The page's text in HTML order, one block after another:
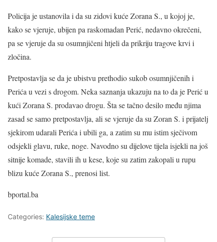
Policija je ustanovila i da su zidovi kuće Zorana S., u kojoj je,
kako se vjeruje, ubijen pa raskomadan Perić, nedavno okrečeni,
pa se vjeruje da su osumnjičeni htjeli da prikriju tragove krvi i
zločina.
Pretpostavlja se da je ubistvu prethodio sukob osumnjičenih i
Perića u vezi s drogom. Neka saznanja ukazuju na to da je Perić u
kući Zorana S. prodavao drogu. Šta se tačno desilo među njima
zasad se samo pretpostavlja, ali se vjeruje da su Zoran S. i prijatelj
sjekirom udarali Perića i ubili ga, a zatim su mu istim sječivom
odsjekli glavu, ruke, noge. Navodno su dijelove tijela isjekli na još
sitnije komade, stavili ih u kese, koje su zatim zakopali u rupu
blizu kuće Zorana S., prenosi list.
bportal.ba
Categories: Kalesijske teme